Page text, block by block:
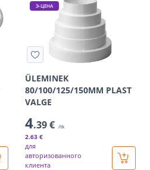
Э-ЦЕНА
ÜLEMINEK
80/100/125/150MM PLAST
VALGE
4.39 € /tk
2.63 €
для
авторизованного
клиента